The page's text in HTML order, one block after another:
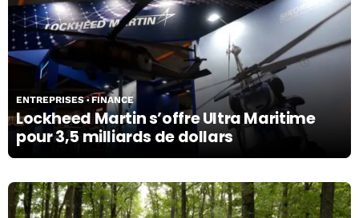
Lockheed Martin s’offre Ultra Maritime
pour 3,5 milliards de dollars
ENTREPRISES FINANCE